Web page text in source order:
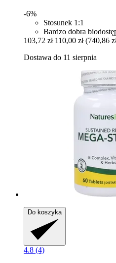
-6%
Stosunek 1:1
Bardzo dobra
103,72 zł 110,00 zł (740,86
Dostawa do 11 sierpnia
Do koszyka
4.8 (4)